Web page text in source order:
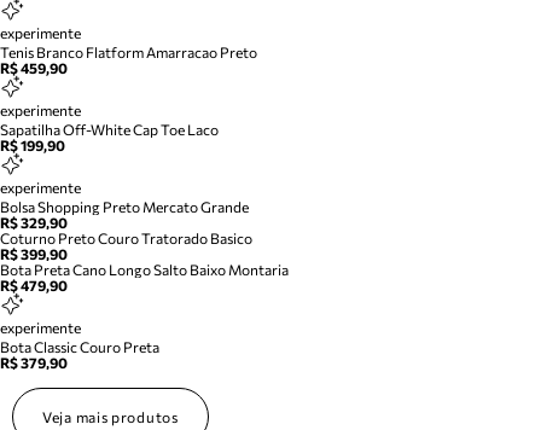
experimente
Tenis Branco Flatform Amarracao Preto
R$ 459,90
experimente
Sapatilha Off-White Cap Toe Laco
R$ 199,90
experimente
Bolsa Shopping Preto Mercato Grande
R$ 329,90
Coturno Preto Couro Tratorado Basico
R$ 399,90
Bota Preta Cano Longo Salto Baixo Montaria
R$ 479,90
experimente
Bota Classic Couro Preta
R$ 379,90
Veja mais produtos